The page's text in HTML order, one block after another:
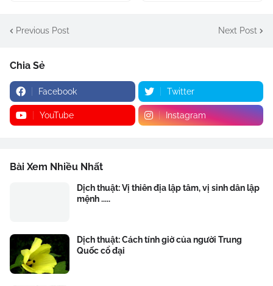
Previous Post Next Post
Chia Sẻ
Facebook Twitter
YouTube Instagram
Bài Xem Nhiều Nhất
Dịch thuật: Vị thiên địa lập tâm, vị sinh dân lập
mệnh .....
Dịch thuật: Cách tính giờ của người Trung
Quốc cổ đại